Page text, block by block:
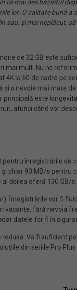
mai des bâzâitul
lor. O calitate bună a
sau, și mai neplăcut,
de 32 GB este
mult. Nu ne
la 60 de cadre pe
o nevoie mai mare
principală este
atunci când vor
înregistrările
chiar 90 MB/s pentru
doilea oferă 130 GB/s.
Înregistrările vor fi
vacanțe, fără nevoia
datele for fi în
Va fi suficient
din seriile Pro